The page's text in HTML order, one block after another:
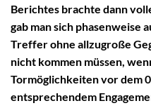
Berichtes brachte dann
gab man sich phasenweise
Treffer ohne allzugroße
nicht kommen müssen,
Tormöglichkeiten vor dem
entsprechendem